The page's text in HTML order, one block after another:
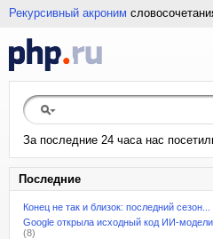
Рекурсивный акроним
За последние 24 часа нас
Последние
Конец не так и близок: последний сезон...
Google открыла исходный код ИИ-
(8)